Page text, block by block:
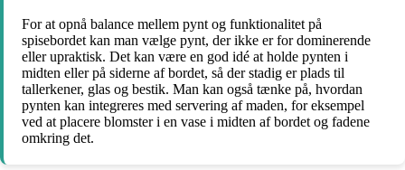
For at opnå balance mellem pynt og funktionalitet på
spisebordet kan man vælge pynt, der ikke er for dominerende
eller upraktisk. Det kan være en god idé at holde pynten i
midten eller på siderne af bordet, så der stadig er plads til
tallerkener, glas og bestik. Man kan også tænke på, hvordan
pynten kan integreres med servering af maden, for eksempel
ved at placere blomster i en vase i midten af bordet og fadene
omkring det.